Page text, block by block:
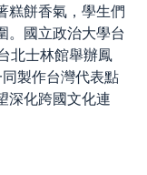
糕餅香氣，學生們
。國立政治大學台
北士林館舉辦鳳
製作台灣代表點
深化跨國文化連